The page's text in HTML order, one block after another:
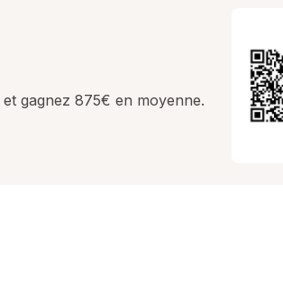
et gagnez 875€ en moyenne.